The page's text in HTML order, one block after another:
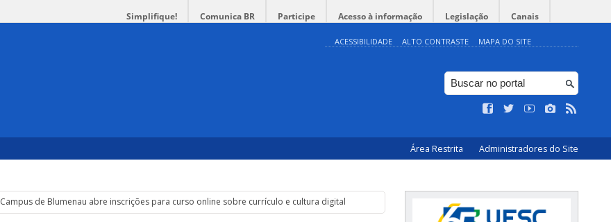
Simplifique! Comunica BR Participe Acesso à informação Legislação Canais
ACESSIBILIDADE ALTO CONTRASTE MAPA DO SITE
Área Restrita Administradores do Site
Campus de Blumenau abre inscrições para curso online sobre currículo e cultura digital